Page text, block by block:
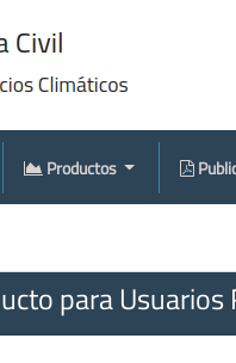
Productos
para Usuarios